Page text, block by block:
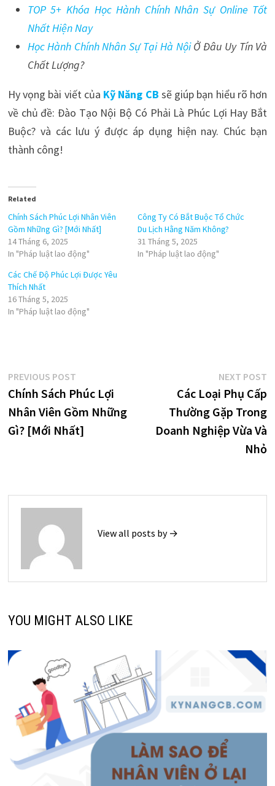
TOP 5+ Khóa Học Hành Chính Nhân Sự Online Tốt
Nhất Hiện Nay
Học Hành Chính Nhân Sự Tại Hà NộiỞ Đâu Uy Tín Và
Chất Lượng?
Hy vọng bài viết của Kỹ Năng CB sẽ giúp bạn hiểu rõ hơn
về chủ đề: Đào Tạo Nội Bộ Có Phải Là Phúc Lợi Hay Bắt
Buộc? và các lưu ý được áp dụng hiện nay. Chúc bạn
thành công!
Related
Chính Sách Phúc Lợi Nhân Viên
Gồm Những Gì? [Mới Nhất]
14 Tháng 6, 2025
In "Pháp luật lao động"
Công Ty Có Bắt Buộc Tổ Chức
Du Lịch Hằng Năm Không?
31 Tháng 5, 2025
In "Pháp luật lao động"
Các Chế Độ Phúc Lợi Được Yêu
Thích Nhất
16 Tháng 5, 2025
In "Pháp luật lao động"
Điều
hướng
bài
PREVIOUS POSTPrevious
post:
Chính Sách Phúc Lợi
Nhân Viên Gồm Những
Gì? [Mới Nhất]
NEXT POST
Các Loại Phụ Cấp
Thường Gặp Trong
Doanh Nghiệp Vừa Và
Nhỏ
View all posts by →
YOU MIGHT ALSO LIKE